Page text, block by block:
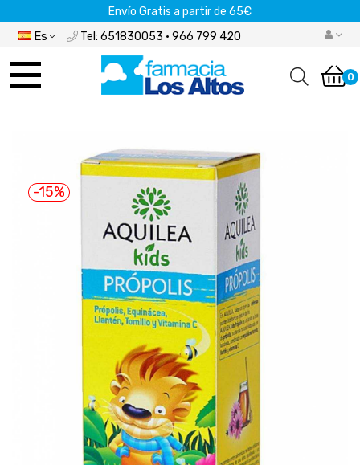
Envío Gratis a partir de 65€
Es Tel: 651830053 · 966 799 420
Navegación 0
-15%